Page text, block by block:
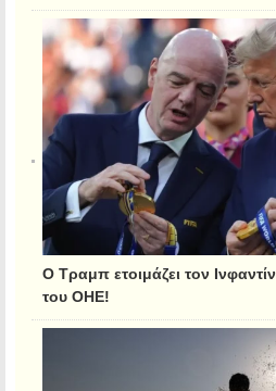
Ο Τραμπ ετοιμάζει τον
του ΟΗΕ!